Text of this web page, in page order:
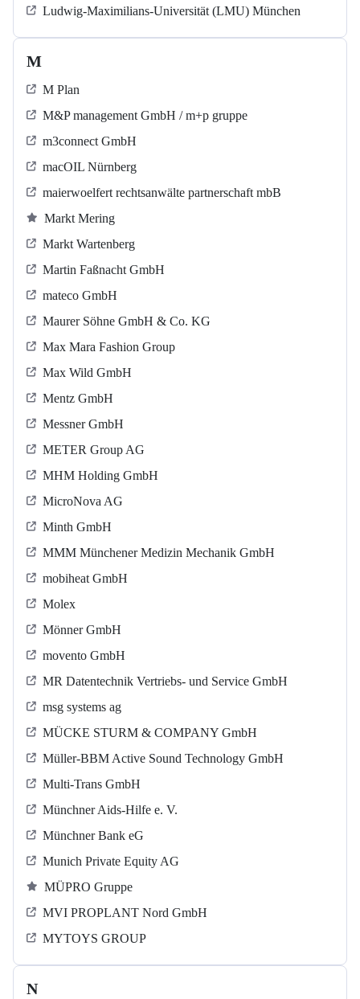
Ludwig-Maximilians-Universität (LMU) München
M
M Plan
M&P management GmbH / m+p gruppe
m3connect GmbH
macOIL Nürnberg
maierwoelfert rechtsanwälte partnerschaft mbB
Markt Mering
Markt Wartenberg
Martin Faßnacht GmbH
mateco GmbH
Maurer Söhne GmbH & Co. KG
Max Mara Fashion Group
Max Wild GmbH
Mentz GmbH
Messner GmbH
METER Group AG
MHM Holding GmbH
MicroNova AG
Minth GmbH
MMM Münchener Medizin Mechanik GmbH
mobiheat GmbH
Molex
Mönner GmbH
movento GmbH
MR Datentechnik Vertriebs- und Service GmbH
msg systems ag
MÜCKE STURM & COMPANY GmbH
Müller-BBM Active Sound Technology GmbH
Multi-Trans GmbH
Münchner Aids-Hilfe e. V.
Münchner Bank eG
Munich Private Equity AG
MÜPRO Gruppe
MVI PROPLANT Nord GmbH
MYTOYS GROUP
N